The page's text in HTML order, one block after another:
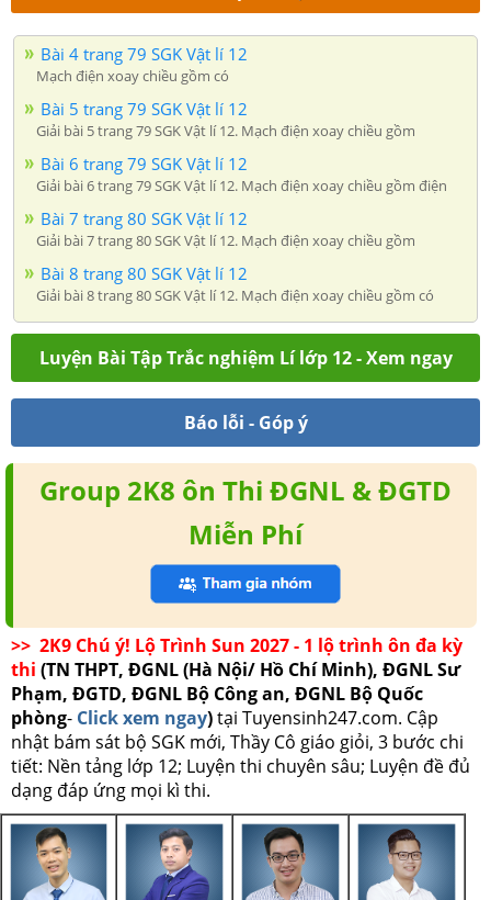
Bài 4 trang 79 SGK Vật lí 12
Mạch điện xoay chiều gồm có
Bài 5 trang 79 SGK Vật lí 12
Giải bài 5 trang 79 SGK Vật lí 12. Mạch điện xoay chiều gồm
Bài 6 trang 79 SGK Vật lí 12
Giải bài 6 trang 79 SGK Vật lí 12. Mạch điện xoay chiều gồm điện
Bài 7 trang 80 SGK Vật lí 12
Giải bài 7 trang 80 SGK Vật lí 12. Mạch điện xoay chiều gồm
Bài 8 trang 80 SGK Vật lí 12
Giải bài 8 trang 80 SGK Vật lí 12. Mạch điện xoay chiều gồm có
Luyện Bài Tập Trắc nghiệm Lí lớp 12 - Xem ngay
Báo lỗi - Góp ý
Group 2K8 ôn Thi ĐGNL & ĐGTD
Miễn Phí
>> 2K9 Chú ý! Lộ Trình Sun 2027 - 1 lộ trình ôn đa kỳ
thi (TN THPT, ĐGNL (Hà Nội/ Hồ Chí Minh), ĐGNL Sư
Phạm, ĐGTD, ĐGNL Bộ Công an, ĐGNL Bộ Quốc
phòng- Click xem ngay)tại Tuyensinh247.com. Cập
nhật bám sát bộ SGK mới, Thầy Cô giáo giỏi, 3 bước chi
tiết: Nền tảng lớp 12; Luyện thi chuyên sâu; Luyện đề đủ
dạng đáp ứng mọi kì thi.